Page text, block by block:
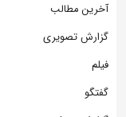
آخرین مطالب
گزارش تصویری
فیلم
گفتگو